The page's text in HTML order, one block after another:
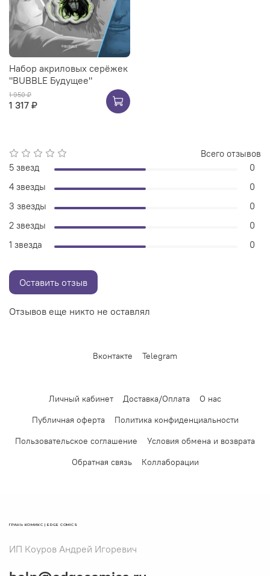
Набор акриловых серёжек
"BUBBLE Будущее"
1 950 ₽
1 317 ₽
Отзывов еще никто не оставлял
Всего отзывов
5 звезд
0
4 звезды
0
3 звезды
0
2 звезды
0
1 звезда
0
Оставить отзыв
Вконтакте Telegram
Личный кабинет Доставка/Оплата
О нас
Публичная оферта
Политика конфиденциальности
Пользовательское соглашение
Условия обмена и возврата
Обратная связь
Коллаборации
ГРАНЬ КОМИКС | EDGE COMICS
ИП Коуров Андрей Игоревич